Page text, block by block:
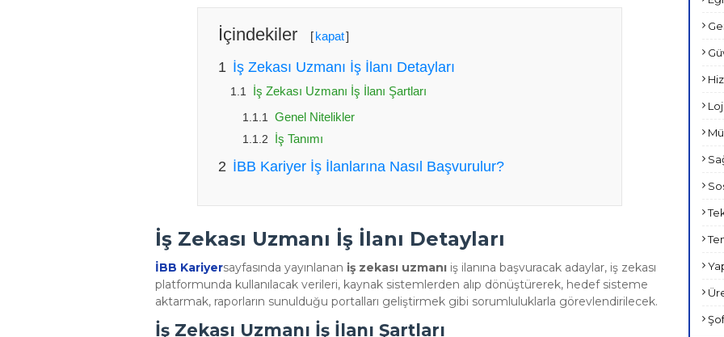
İçindekiler [kapat]
İş Zekası Uzmanı İş İlanı Detayları
İş Zekası Uzmanı İş İlanı Şartları
Genel Nitelikler
İş Tanımı
İBB Kariyer İş İlanlarına Nasıl Başvurulur?
İş Zekası Uzmanı İş İlanı Detayları
İBB Kariyersayfasında yayınlanan iş zekası uzmanı iş ilanına başvuracak adaylar, iş zekası
platformunda kullanılacak verileri, kaynak sistemlerden alıp dönüştürerek, hedef sisteme
aktarmak, raporların sunulduğu portalları geliştirmek gibi sorumluluklarla görevlendirilecek.
İş Zekası Uzmanı İş İlanı Şartları